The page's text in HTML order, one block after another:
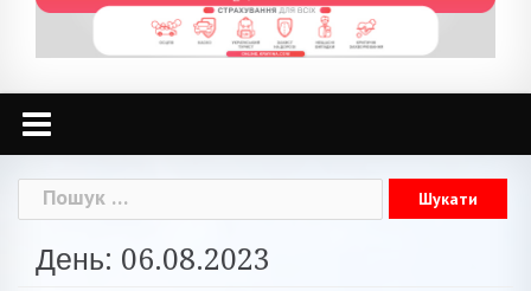
Пошук:
День: 06.08.2023